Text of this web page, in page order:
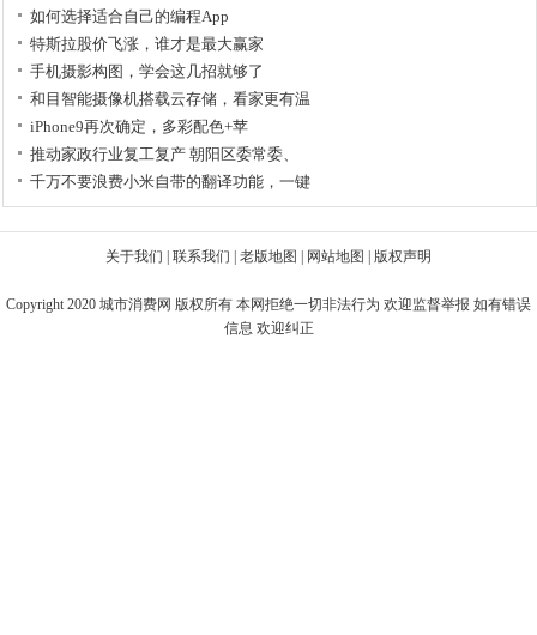
如何选择适合自己的编程App
特斯拉股价飞涨，谁才是最大赢家
手机摄影构图，学会这几招就够了
和目智能摄像机搭载云存储，看家更有温
iPhone9再次确定，多彩配色+苹
推动家政行业复工复产 朝阳区委常委、
千万不要浪费小米自带的翻译功能，一键
关于我们 联系我们 老版地图 网站地图 版权声明
Copyright 2020 城市消费网 版权所有 本网拒绝一切非法行为 欢迎监督举报 如有错误
信息 欢迎纠正